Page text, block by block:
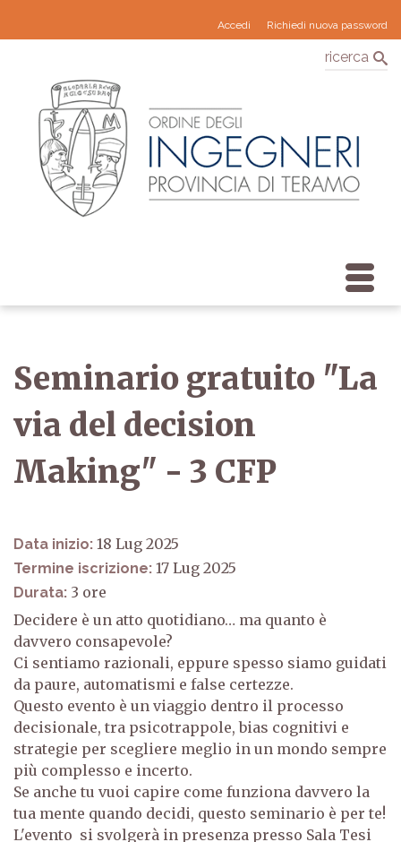
Accedi Richiedi nuova password
ricerca
Seminario gratuito "La
via del decision
Making" - 3 CFP
Data inizio: 18 Lug 2025
Termine iscrizione: 17 Lug 2025
Durata: 3
Decidere è un atto quotidiano… ma quanto è
davvero consapevole?
Ci sentiamo razionali, eppure spesso siamo guidati
da paure, automatismi e false certezze.
Questo evento è un viaggio dentro il processo
decisionale, tra psicotrappole, bias cognitivi e
strategie per scegliere meglio in un mondo sempre
più complesso e incerto.
Se anche tu vuoi capire come funziona davvero la
tua mente quando decidi, questo seminario è per te!
L'evento si svolgerà in presenza presso Sala Tesi